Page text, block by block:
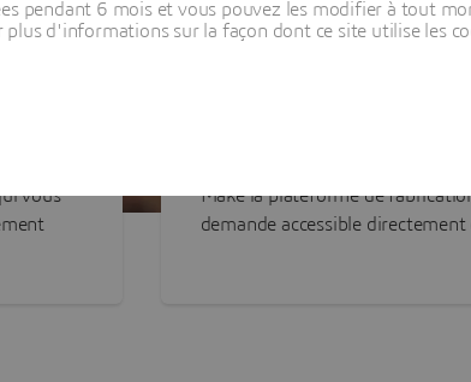
vous
Make la plateforme de
demande accessible directement
pendant 6 mois et vous pouvez les modifier à tout
plus d'informations sur la façon dont ce site utilise les